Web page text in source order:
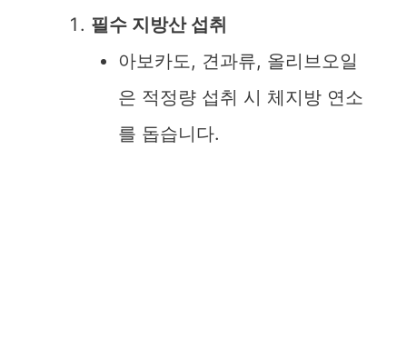
필수 지방산 섭취
아보카도, 견과류, 올리브오일
은 적정량 섭취 시 체지방 연소
를 돕습니다.